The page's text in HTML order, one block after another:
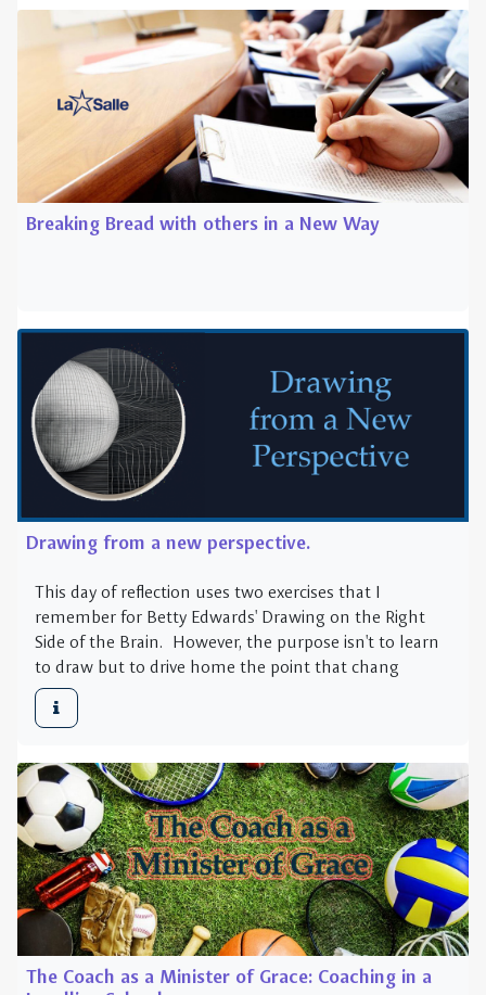
Breaking Bread with others in a New Way
Drawing from a new perspective.
This day of reflection uses two exercises that I
remember for Betty Edwards' Drawing on the Right
Side of the Brain. However, the purpose isn't to learn
to draw but to drive home the point that chang
The Coach as a Minister of Grace: Coaching in a
Lasallian School
Athletics are an important aspect of Lasallian
schools. Coaches are called to cooperate with the
mission of Lasallian education in the holistic
formation of the students entrusted to their care.